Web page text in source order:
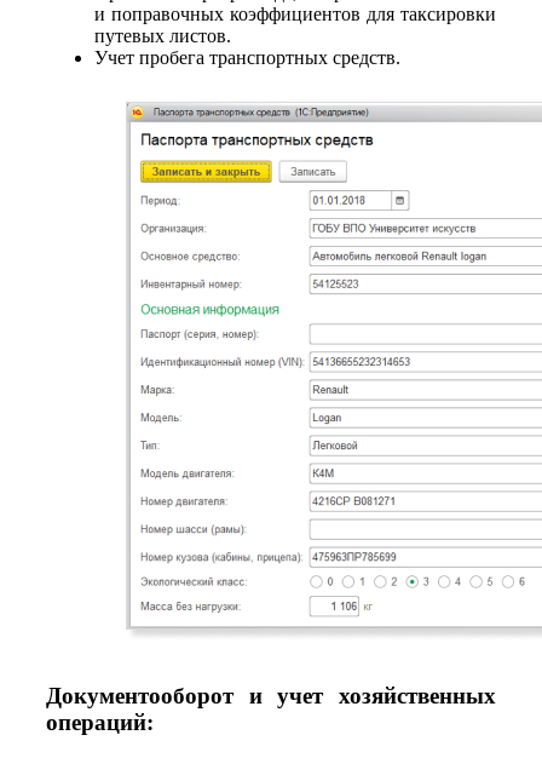
и поправочных коэффициентов для таксировки
путевых листов.
Учет пробега транспортных средств.
Документооборот и учет хозяйственных
операций: